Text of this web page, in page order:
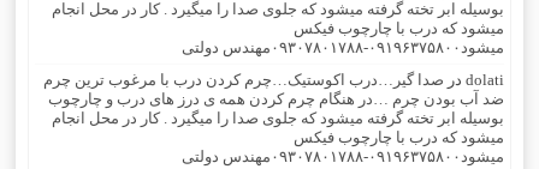
بوسیله ابر تخته گرفته میشود که جلوی صدا را میگیرد . کار در محل انجام
میشود که درب با چارچوب فیکس
میشود۰۹۱۹۶۳۷۵۸۰۰-۰۹۳۰۷۸۰۱۷۸۸مهندس دولتی
dolati در صدا گیر…درب اکوستیک…چرم کردن درب با مرغوب ترین چرم
ضد آب بودن چرم …در هنگام چرم کردن همه ی درز های درب و چارچوب
بوسیله ابر تخته گرفته میشود که جلوی صدا را میگیرد . کار در محل انجام
میشود که درب با چارچوب فیکس
میشود۰۹۱۹۶۳۷۵۸۰۰-۰۹۳۰۷۸۰۱۷۸۸مهندس دولتی